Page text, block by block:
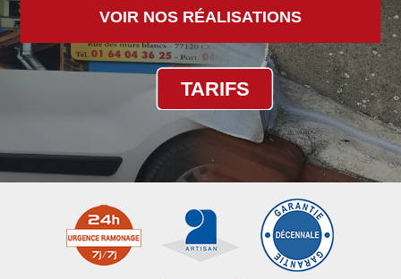
VOIR NOS RÉALISATIONS
TARIFS